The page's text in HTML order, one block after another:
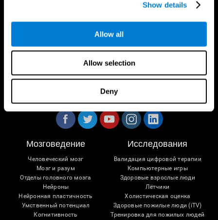
Show details
Allow all
Allow selection
Deny
Приложение CogniFit
Следуйте за нами
Мозговедение
Человеческий мозг
Мозг и разум
Отделы головного мозга
Нейроны
Нейронная пластичность
Умственный потенциал
Когнитивность
Исследования
Валидация цифровой терапии
Компьютерные игры
Здоровые взрослые люди
Лётчики
Холистическая оценка
Здоровые пожилые люди (iTV)
Тренировка для пожилых людей